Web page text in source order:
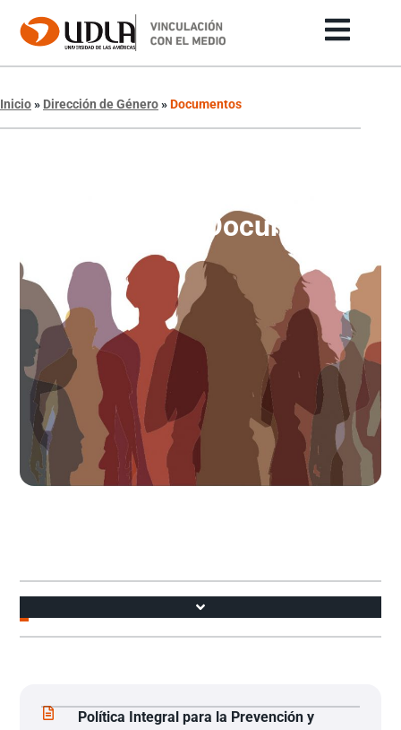
Inicio» Dirección de Género»Documentos
Documentos
Política Integral para la Prevención y